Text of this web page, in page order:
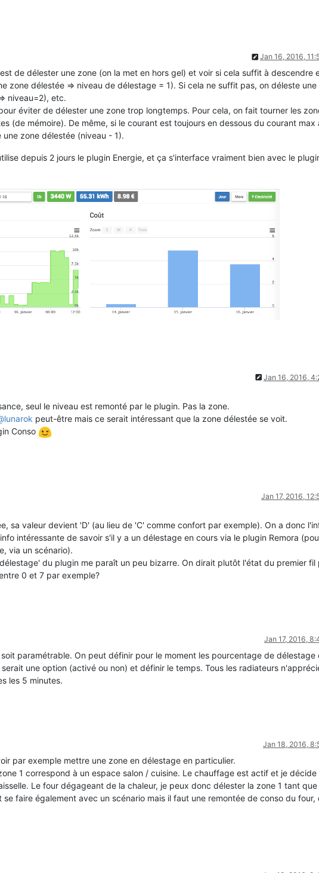
Jan 16, 2016,
de délester une zone (on la met en hors gel) et voir si cela suffit à descendre
zone délestée => niveau de délestage = 1). Si cela ne suffit pas, on déleste une
niveau=2), etc.
éviter de délester une zone trop longtemps. Pour cela, on fait tourner les
(de mémoire). De même, si le courant est toujours en dessous du courant max
zone délestée (niveau - 1).
depuis 2 jours le plugin Energie, et ça s'interface vraiment bien avec le
Jan 16, 2016,
seul le niveau est remonté par le plugin. Pas la zone.
lunarok peut-être mais ce serait intéressant que la zone délestée se voit.
Conso
Jan 17, 2016,
sa valeur devient 'D' (au lieu de 'C' comme confort par exemple). On a donc
intéressante de savoir s'il y a un délestage en cours via le plugin Remora
via un scénario).
du plugin me paraît un peu bizarre. On dirait plutôt l'état du premier fil
0 et 7 par exemple?
Jan 17, 2016,
paramétrable. On peut définir pour le moment les pourcentage de délestage
une option (activé ou non) et définir le temps. Tous les radiateurs
les 5 minutes.
Jan 18, 2016,
par exemple mettre une zone en délestage en particulier.
1 correspond à un espace salon / cuisine. Le chauffage est actif et je décide
Le four dégageant de la chaleur, je peux donc délester la zone 1 tant
se faire également avec un scénario mais il faut une remontée de conso du four,